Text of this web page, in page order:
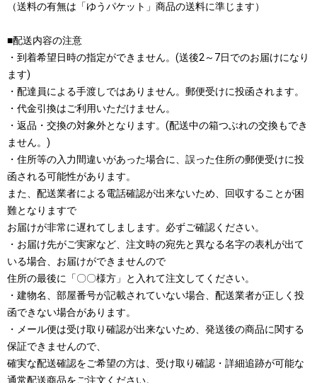
（送料の有無は「ゆうパケット」商品の送料に準じます）
■配送内容の注意
・到着希望日時の指定ができません。(送後2～7日でのお届けになり
ます)
・配達員による手渡しではありません。郵便受けに投函されます。
・代金引換はご利用いただけません。
・返品・交換の対象外となります。(配送中の箱つぶれの交換もでき
ません。)
・住所等の入力間違いがあった場合に、誤った住所の郵便受けに投
函される可能性があります。
また、配送業者による電話確認が出来ないため、回収することが困
難となりますで
お届けが非常に遅れてしまします。必ずご確認ください。
・お届け先がご実家など、注文時の宛先と異なる名字の表札が出て
いる場合、お届けができませんので
住所の最後に「〇〇様方」と入れて注文してください。
・建物名、部屋番号が記載されていない場合、配送業者が正しく投
函できない場合があります。
・メール便は受け取り確認が出来ないため、発送後の商品に関する
保証できませんので、
確実な配送確認をご希望の方は、受け取り確認・詳細追跡が可能な
通常配送商品をご注文ください。